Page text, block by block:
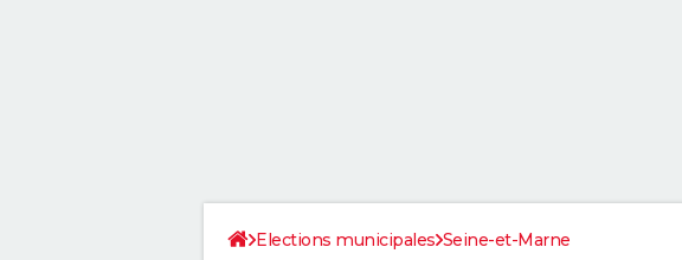
Elections municipales Seine-et-Marne